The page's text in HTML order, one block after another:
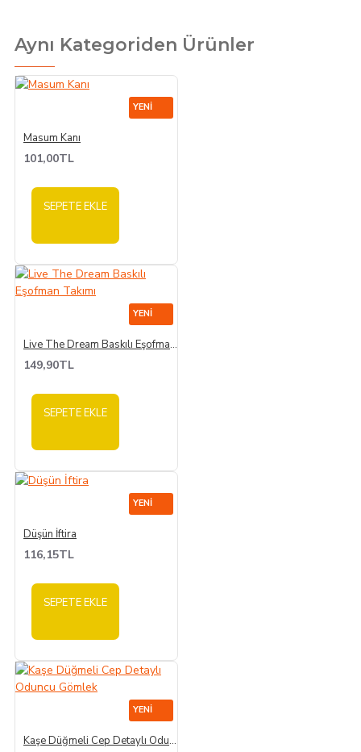
Aynı Kategoriden Ürünler
YENI
Masum Kanı
101,00TL
SEPETE EKLE
YENI
Live The Dream Baskılı Eşofman Takımı
149,90TL
SEPETE EKLE
YENI
Düşün İftira
116,15TL
SEPETE EKLE
YENI
Kaşe Düğmeli Cep Detaylı Oduncu Gömlek